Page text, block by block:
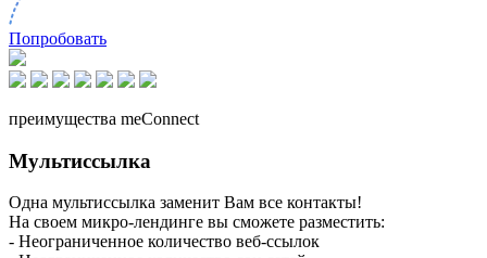
Попробовать
преимущества meConnect
Мультиссылка
Одна мультиссылка заменит Вам все контакты!
На своем микро-лендинге вы сможете разместить:
- Неограниченное количество веб-ссылок